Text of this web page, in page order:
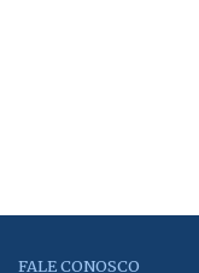
FALE CONOSCO